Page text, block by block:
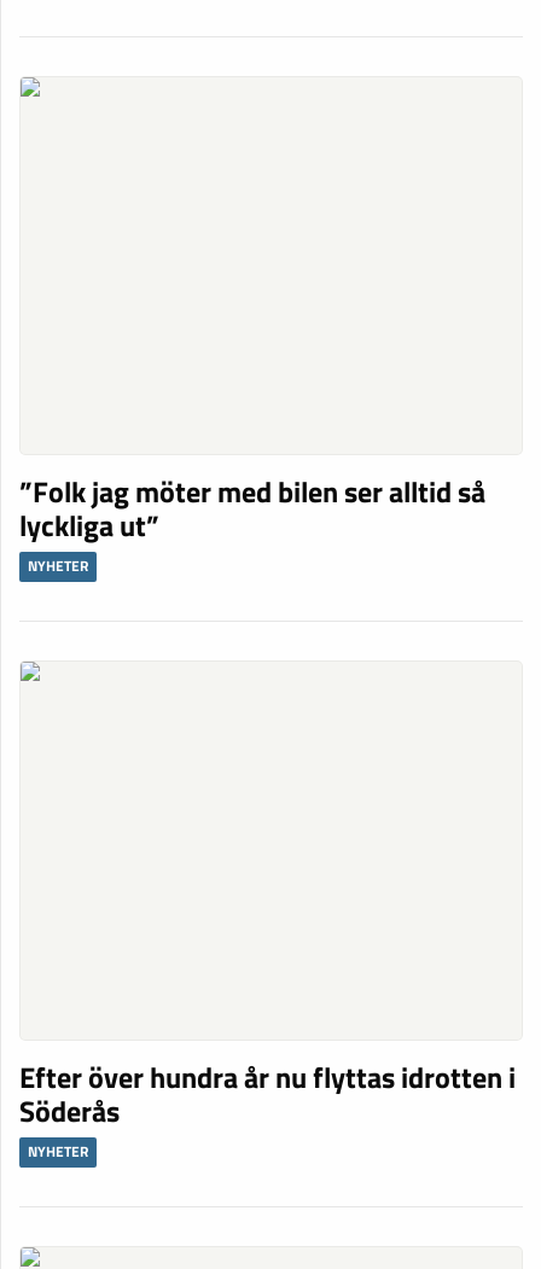
”Folk jag möter med bilen ser alltid så
lyckliga ut”
NYHETER
Efter över hundra år nu flyttas idrotten i
Söderås
NYHETER